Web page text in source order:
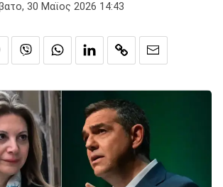
30 Μαϊος 2026 14:43